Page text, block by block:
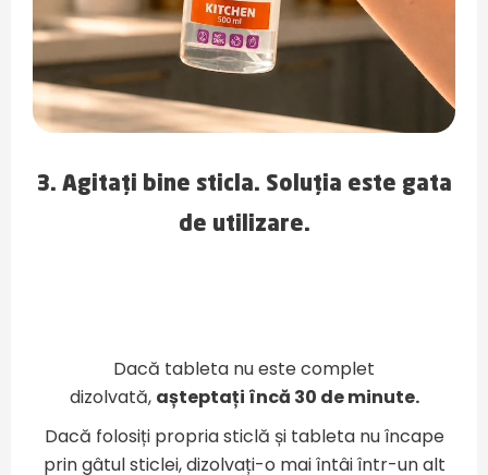
3. Agitați bine sticla. Soluția este gata
de utilizare.
Dacă tableta nu este complet
dizolvată, așteptați încă 30 de minute.
Dacă folosiți propria sticlă și tableta nu încape
prin gâtul sticlei, dizolvați-o mai întâi într-un alt